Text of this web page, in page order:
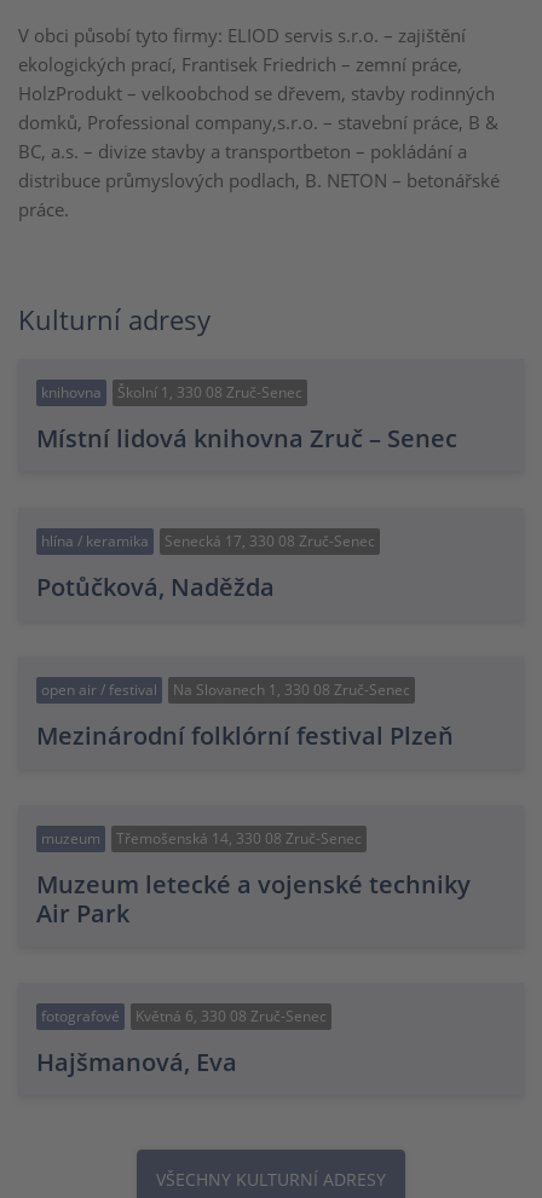
V obci působí tyto firmy: ELIOD servis s.r.o. – zajištění
ekologických prací, Frantisek Friedrich – zemní práce,
HolzProdukt – velkoobchod se dřevem, stavby rodinných
domků, Professional company,s.r.o. – stavební práce, B &
BC, a.s. – divize stavby a transportbeton – pokládání a
distribuce průmyslových podlach, B. NETON – betonářské
práce.
Kulturní adresy
knihovna Školní 1, 330 08 Zruč-Senec
Místní lidová knihovna Zruč – Senec
hlína / keramika Senecká 17, 330 08 Zruč-Senec
Potůčková, Naděžda
open air / festival Na Slovanech 1, 330 08 Zruč-Senec
Mezinárodní folklórní festival Plzeň
muzeum Třemošenská 14, 330 08 Zruč-Senec
Muzeum letecké a vojenské techniky
Air Park
fotografové Květná 6, 330 08 Zruč-Senec
Hajšmanová, Eva
VŠECHNY KULTURNÍ ADRESY